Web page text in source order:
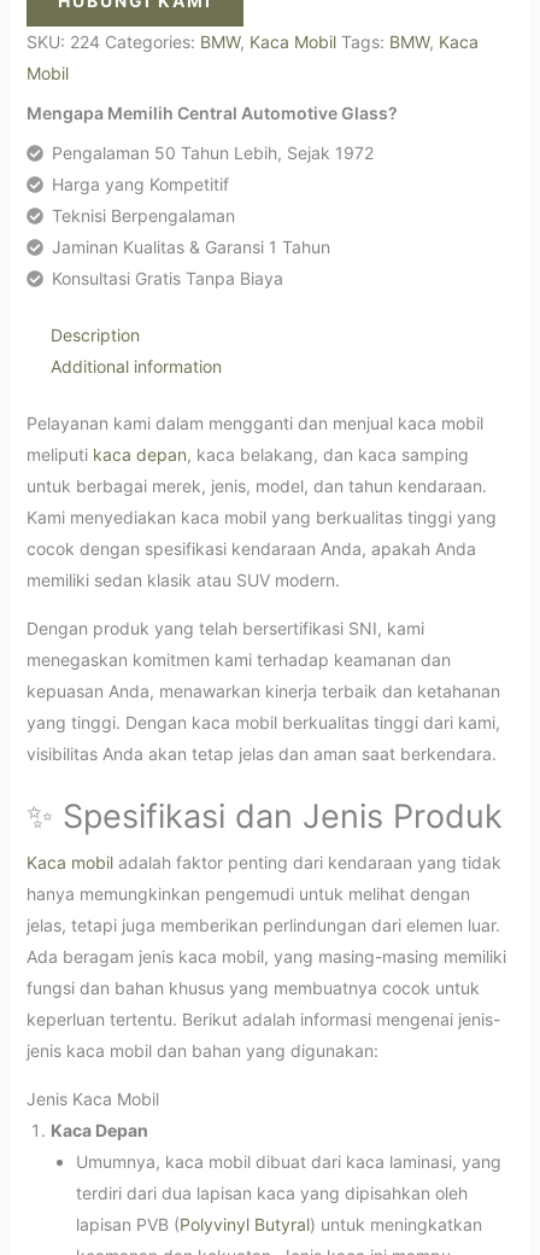
SKU: 224 Categories: BMW, Kaca Mobil Tags: BMW, Kaca
Mobil
Mengapa Memilih Central Automotive Glass?
Pengalaman 50 Tahun Lebih, Sejak 1972
Harga yang Kompetitif
Teknisi Berpengalaman
Jaminan Kualitas & Garansi 1 Tahun
Konsultasi Gratis Tanpa Biaya
Description
Additional information
Pelayanan kami dalam mengganti dan menjual kaca mobil
meliputi kaca depan, kaca belakang, dan kaca samping
untuk berbagai merek, jenis, model, dan tahun kendaraan.
Kami menyediakan kaca mobil yang berkualitas tinggi yang
cocok dengan spesifikasi kendaraan Anda, apakah Anda
memiliki sedan klasik atau SUV modern.
Dengan produk yang telah bersertifikasi SNI, kami
menegaskan komitmen kami terhadap keamanan dan
kepuasan Anda, menawarkan kinerja terbaik dan ketahanan
yang tinggi. Dengan kaca mobil berkualitas tinggi dari kami,
visibilitas Anda akan tetap jelas dan aman saat berkendara.
✨ Spesifikasi dan Jenis Produk
Kaca mobiladalah faktor penting dari kendaraan yang tidak
hanya memungkinkan pengemudi untuk melihat dengan
jelas, tetapi juga memberikan perlindungan dari elemen luar.
Ada beragam jenis kaca mobil, yang masing-masing memiliki
fungsi dan bahan khusus yang membuatnya cocok untuk
keperluan tertentu. Berikut adalah informasi mengenai jenis-
jenis kaca mobil dan bahan yang digunakan:
Jenis Kaca Mobil
Kaca Depan
Umumnya, kaca mobil dibuat dari kaca laminasi, yang
terdiri dari dua lapisan kaca yang dipisahkan oleh
lapisan PVB (Polyvinyl Butyral) untuk meningkatkan